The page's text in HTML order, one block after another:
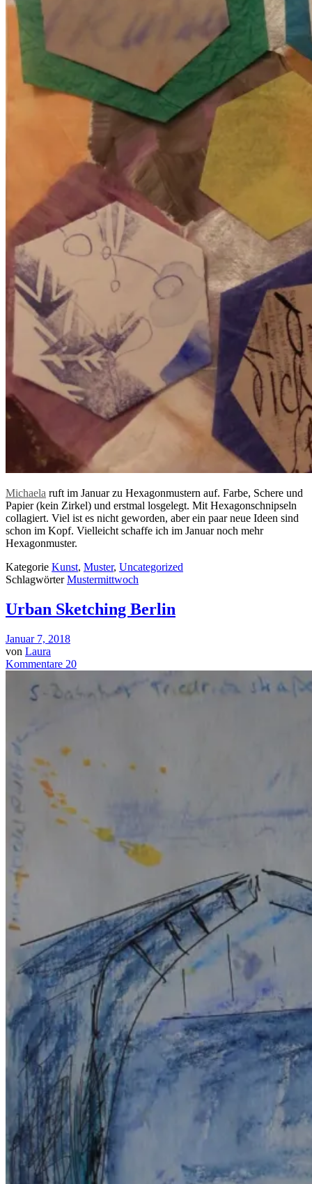
Michaela ruft im Januar zu Hexagonmustern auf. Farbe, Schere und
Papier (kein Zirkel) und erstmal losgelegt. Mit Hexagonschnipseln
collagiert. Viel ist es nicht geworden, aber ein paar neue Ideen sind
schon im Kopf. Vielleicht schaffe ich im Januar noch mehr
Hexagonmuster.
Kategorie Kunst, Muster, Uncategorized
SchlagwörterMustermittwoch
Urban Sketching Berlin
Januar 7, 2018
von Laura
Kommentare 20